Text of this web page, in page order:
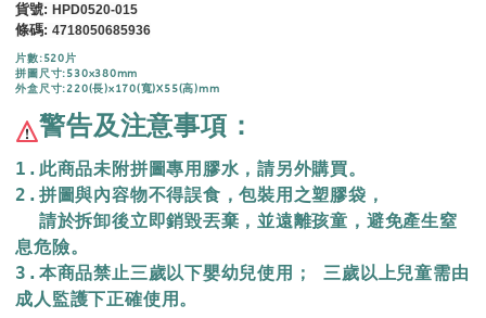
貨號:HPD0520-015
條碼:4718050685936
片數:520片
拼圖尺寸:530x380mm
外盒尺寸:220(長)x170(寬)X55(高)mm
警告及注意事項：
1.此商品未附拼圖專用膠水，請另外購買。
2.拼圖與內容物不得誤食，包裝用之塑膠袋，
  請於拆卸後立即銷毀丟棄，
並遠離孩童，避免產生窒
息危險。
3.本商品禁止三歲以下嬰幼兒使用； 三歲以上兒童需由
成人監護下正確使用。